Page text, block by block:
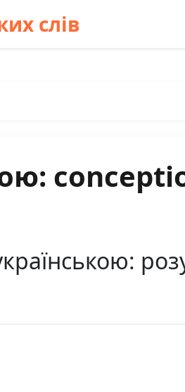
слів